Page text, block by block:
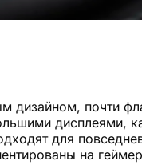
почти
дисплеями,
для
на